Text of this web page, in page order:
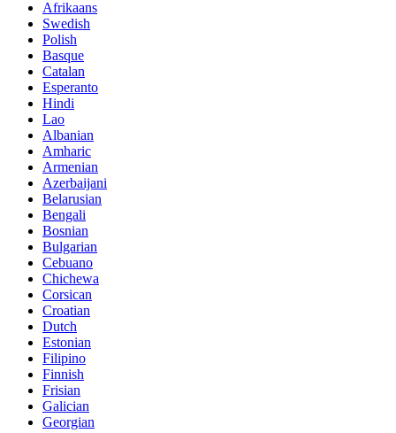
Afrikaans
Swedish
Polish
Basque
Catalan
Esperanto
Hindi
Lao
Albanian
Amharic
Armenian
Azerbaijani
Belarusian
Bengali
Bosnian
Bulgarian
Cebuano
Chichewa
Corsican
Croatian
Dutch
Estonian
Filipino
Finnish
Frisian
Galician
Georgian